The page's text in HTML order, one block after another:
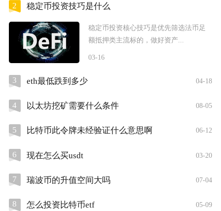
2 稳定币投资技巧是什么
稳定币投资核心技巧是优先筛选法币足
额抵押类主流标的，做好资产...
03-16
3 eth最低跌到多少 04-18
4 以太坊挖矿需要什么条件 08-05
5 比特币此令牌未经验证什么意思啊 06-12
6 现在怎么买usdt 03-20
7 瑞波币的升值空间大吗 07-04
8 怎么投资比特币etf 05-09